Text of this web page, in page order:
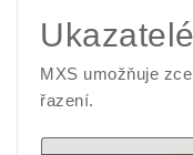
MXS umožňuje
řazení.